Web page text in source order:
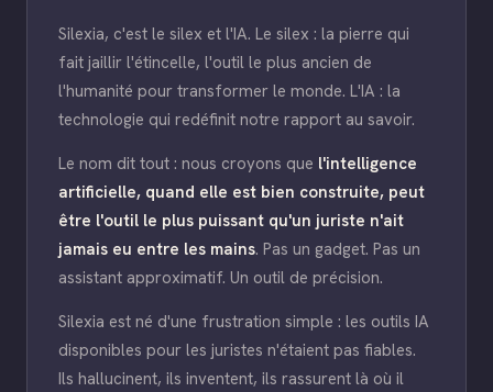
Silexia, c'est le silex et l'IA. Le silex : la pierre qui
fait jaillir l'étincelle, l'outil le plus ancien de
l'humanité pour transformer le monde. L'IA : la
technologie qui redéfinit notre rapport au savoir.
Le nom dit tout : nous croyons que l'intelligence
artificielle, quand elle est bien construite, peut
être l'outil le plus puissant qu'un juriste n'ait
jamais eu entre les mains. Pas un gadget. Pas un
assistant approximatif. Un outil de précision.
Silexia est né d'une frustration simple : les outils IA
disponibles pour les juristes n'étaient pas fiables.
Ils hallucinent, ils inventent, ils rassurent là où il